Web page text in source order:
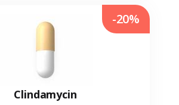
Clindamycin
-20%